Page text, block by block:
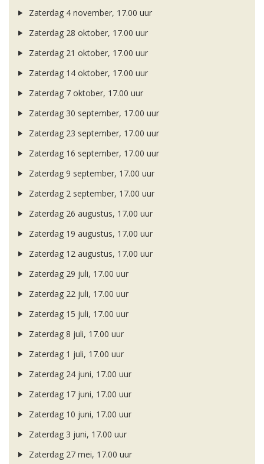
Zaterdag 4 november, 17.00 uur
Zaterdag 28 oktober, 17.00 uur
Zaterdag 21 oktober, 17.00 uur
Zaterdag 14 oktober, 17.00 uur
Zaterdag 7 oktober, 17.00 uur
Zaterdag 30 september, 17.00 uur
Zaterdag 23 september, 17.00 uur
Zaterdag 16 september, 17.00 uur
Zaterdag 9 september, 17.00 uur
Zaterdag 2 september, 17.00 uur
Zaterdag 26 augustus, 17.00 uur
Zaterdag 19 augustus, 17.00 uur
Zaterdag 12 augustus, 17.00 uur
Zaterdag 29 juli, 17.00 uur
Zaterdag 22 juli, 17.00 uur
Zaterdag 15 juli, 17.00 uur
Zaterdag 8 juli, 17.00 uur
Zaterdag 1 juli, 17.00 uur
Zaterdag 24 juni, 17.00 uur
Zaterdag 17 juni, 17.00 uur
Zaterdag 10 juni, 17.00 uur
Zaterdag 3 juni, 17.00 uur
Zaterdag 27 mei, 17.00 uur